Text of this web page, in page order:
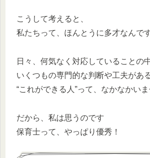
こうして考えると、
私たちって、ほんとうに多才なんで
日々、何気なく対応していることの中
いくつもの専門的な判断や工夫があ
“これができる人”って、なかなかい
だから、私は思うのです
保育士って、やっぱり優秀！